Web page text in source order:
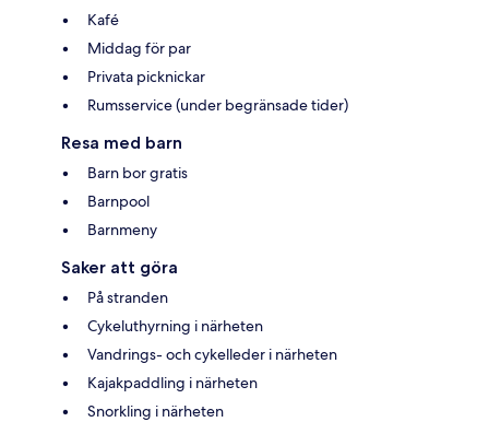
Kafé
Middag för par
Privata picknickar
Rumsservice (under begränsade tider)
Resa med barn
Barn bor gratis
Barnpool
Barnmeny
Saker att göra
På stranden
Cykeluthyrning i närheten
Vandrings- och cykelleder i närheten
Kajakpaddling i närheten
Snorkling i närheten